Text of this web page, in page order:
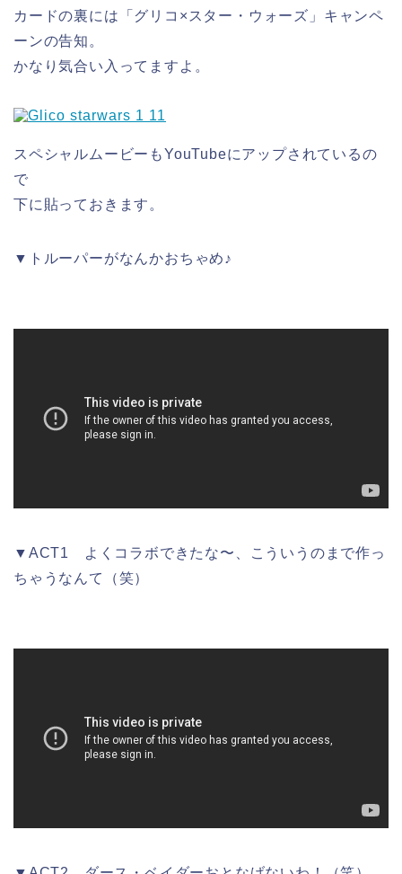
カードの裏には「グリコ×スター・ウォーズ」キャンペ
ーンの告知。
かなり気合い入ってますよ。
スペシャルムービーもYouTubeにアップされているの
で
下に貼っておきます。
▼トルーパーがなんかおちゃめ♪
▼ACT1 よくコラボできたな〜、こういうのまで作っ
ちゃうなんて（笑）